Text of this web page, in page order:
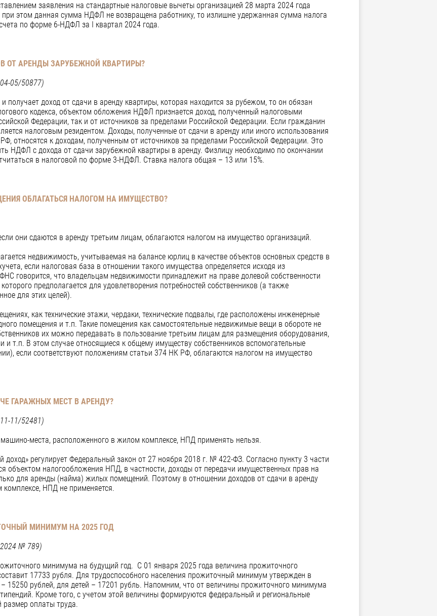
заявления на стандартные налоговые вычеты организацией 28 марта 2024 года
этом данная сумма НДФЛ не возвращена работнику, то излишне удержанная сумма налога
по форме 6-НДФЛ за I квартал 2024 года.
ОТ АРЕНДЫ ЗАРУБЕЖНОЙ КВАРТИРЫ?
05/50877)
доход от сдачи в аренду квартиры, которая находится за рубежом, то он обязан
кодекса, объектом обложения НДФЛ признается доход, полученный налоговыми
Федерации, так и от источников за пределами Российской Федерации. Если гражданин
налоговым резидентом. Доходы, полученные от сдачи в аренду или иного использования
относятся к доходам, полученным от источников за пределами Российской Федерации. Это
НДФЛ с дохода от сдачи зарубежной квартиры в аренду. Физлицу необходимо по окончании
в налоговой по форме 3-НДФЛ. Ставка налога общая – 13 или 15%.
ОБЛАГАТЬСЯ НАЛОГОМ НА ИМУЩЕСТВО?
они сдаются в аренду третьим лицам, облагаются налогом на имущество организаций.
недвижимость, учитываемая на балансе юрлиц в качестве объектов основных средств в
если налоговая база в отношении такого имущества определяется исходя из
говорится, что владельцам недвижимости принадлежит на праве долевой собственности
предполагается для удовлетворения потребностей собственников (а также
для этих целей).
как технические этажи, чердаки, технические подвалы, где расположены инженерные
помещения и т.п. Такие помещения как самостоятельные недвижимые вещи в обороте не
их можно передавать в пользование третьим лицам для размещения оборудования,
и т.п. В этом случае относящиеся к общему имуществу собственников вспомогательные
если соответствуют положениям статьи 374 НК РФ, облагаются налогом на имущество
ГАРАЖНЫХ МЕСТ В АРЕНДУ?
11/52481)
места, расположенного в жилом комплексе, НПД применять нельзя.
регулирует Федеральный закон от 27 ноября 2018 г. № 422-ФЗ. Согласно пункту 3 части
объектом налогообложения НПД, в частности, доходы от передачи имущественных прав на
для аренды (найма) жилых помещений. Поэтому в отношении доходов от сдачи в аренду
НПД не применяется.
МИНИМУМ НА 2025 ГОД
№ 789)
минимума на будущий год. С 01 января 2025 года величина прожиточного
17733 рубля. Для трудоспособного населения прожиточный минимум утвержден в
15250 рублей, для детей – 17201 рубль. Напомним, что от величины прожиточного минимума
Кроме того, с учетом этой величины формируются федеральный и региональные
оплаты труда.